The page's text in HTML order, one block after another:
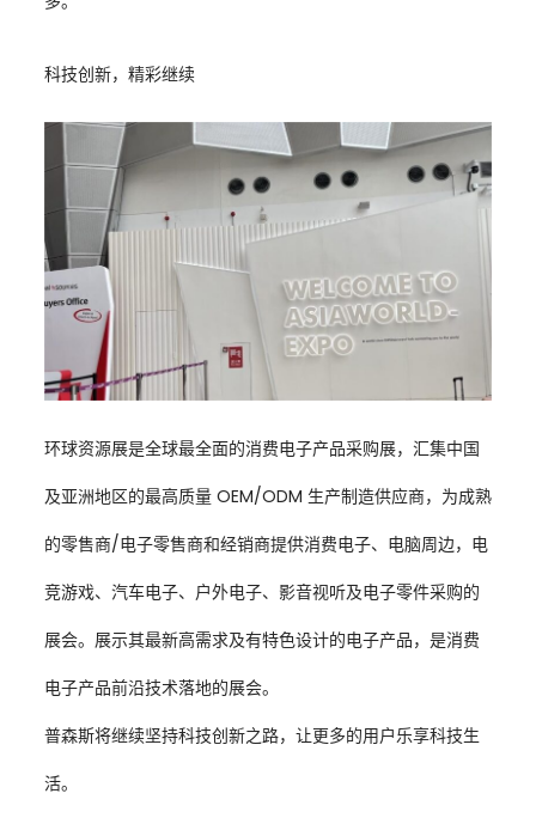
科技创新，精彩继续
环球资源展是全球最全面的消费电子产品采购展，汇集中国
及亚洲地区的最高质量 OEM/ODM 生产制造供应商，为成熟
的零售商/电子零售商和经销商提供消费电子、电脑周边，电
竞游戏、汽车电子、户外电子、影音视听及电子零件采购的
展会。展示其最新高需求及有特色设计的电子产品，是消费
电子产品前沿技术落地的展会。
普森斯将继续坚持科技创新之路，让更多的用户乐享科技生
活。